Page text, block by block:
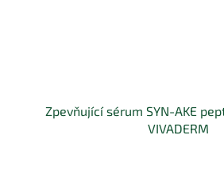
Zpevňující sérum SYN-AKE
VIVADERM